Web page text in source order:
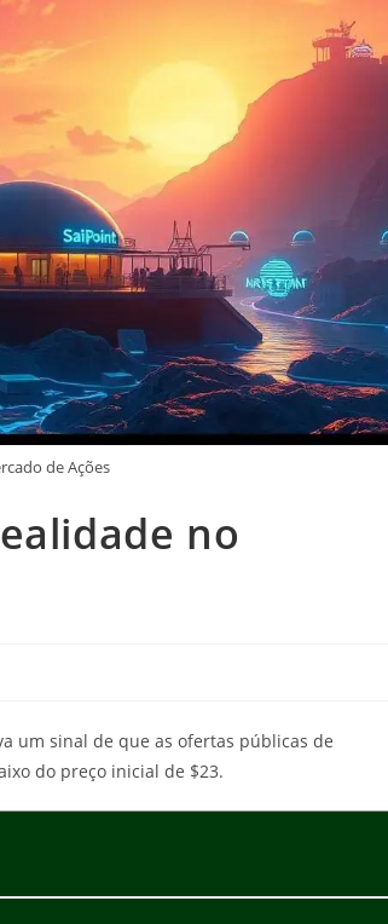
de Ações
no
um sinal de que as ofertas públicas de
do preço inicial de $23.